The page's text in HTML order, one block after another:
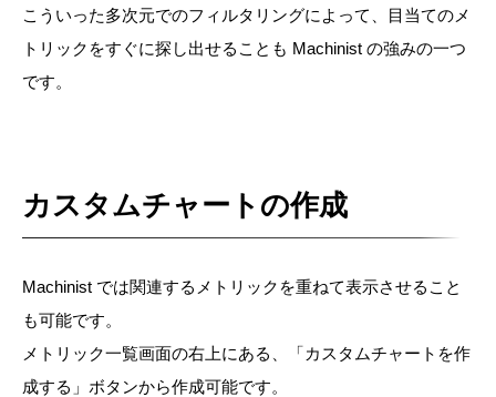
こういった多次元でのフィルタリングによって、目当てのメ
トリックをすぐに探し出せることも Machinist の強みの一つ
です。
カスタムチャートの作成
Machinist では関連するメトリックを重ねて表示させること
も可能です。
メトリック一覧画面の右上にある、「カスタムチャートを作
成する」ボタンから作成可能です。